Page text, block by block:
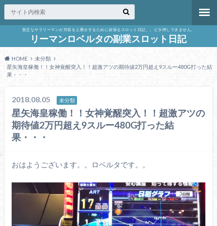
貧乏なサラリーマンが月収を上乗せするために頑張るスロット日記。。ビタ押しできません。
リーマンロベルタの副業スロット日記
HOME
未分類
星矢海皇稼働！！女神覚醒突入！！超激アツの期待値2万円超え9スルー480G打った結
果・・・
2018.08.05 未分類
星矢海皇稼働！！女神覚醒突入！！超激アツの
期待値2万円超え9スルー480G打った結
果・・・
おはようございます。。ロベルタです。。